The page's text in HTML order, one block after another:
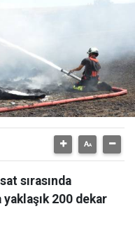
sırasında
200 dekar